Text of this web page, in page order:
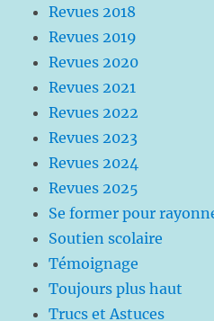
Revues 2018
Revues 2019
Revues 2020
Revues 2021
Revues 2022
Revues 2023
Revues 2024
Revues 2025
Se former pour
Soutien scolaire
Témoignage
Toujours plus haut
Trucs et Astuces